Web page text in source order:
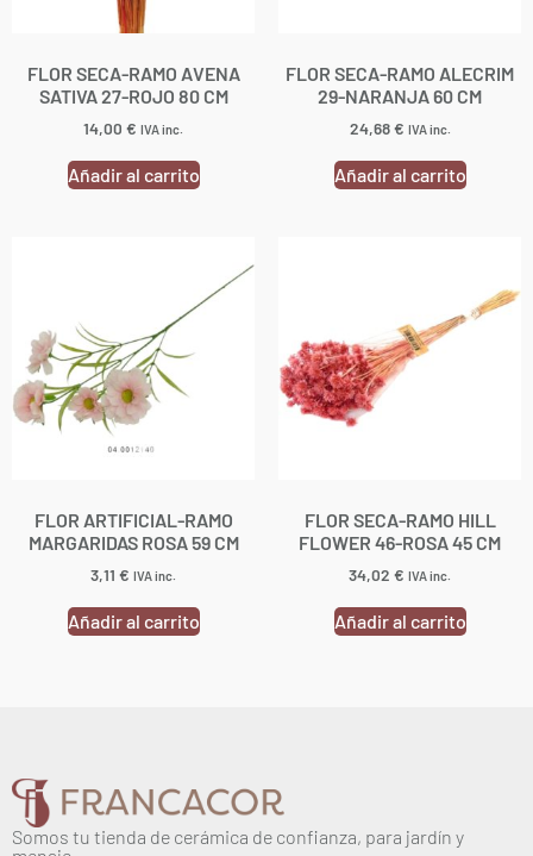
FLOR SECA-RAMO AVENA
SATIVA 27-ROJO 80 CM
14,00 € IVA inc.
Añadir al carrito
FLOR SECA-RAMO ALECRIM
29-NARANJA 60 CM
24,68€ IVA inc.
Añadir al carrito
FLOR ARTIFICIAL-RAMO
MARGARIDAS ROSA 59 CM
3,11 € IVA inc.
Añadir al carrito
FLOR SECA-RAMO HILL
FLOWER 46-ROSA 45 CM
34,02 € IVA inc.
Añadir al carrito
Somos tu tienda de cerámica de confianza, para jardín y